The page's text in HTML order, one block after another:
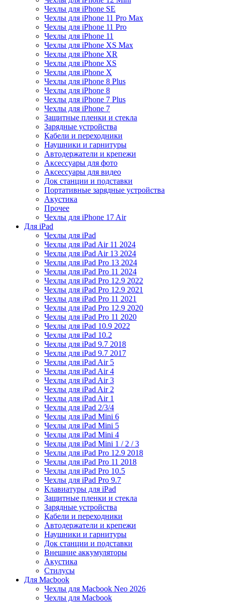
Чехлы для iPhone SE
Чехлы для iPhone 11 Pro Max
Чехлы для iPhone 11 Pro
Чехлы для iPhone 11
Чехлы для iPhone XS Max
Чехлы для iPhone XR
Чехлы для iPhone XS
Чехлы для iPhone X
Чехлы для iPhone 8 Plus
Чехлы для iPhone 8
Чехлы для iPhone 7 Plus
Чехлы для iPhone 7
Защитные пленки и стекла
Зарядные устройства
Кабели и переходники
Наушники и гарнитуры
Автодержатели и крепежи
Аксессуары для фото
Аксессуары для видео
Док станции и подставки
Портативные зарядные устройства
Акустика
Прочее
Чехлы для iPhone 17 Air
Для iPad
Чехлы для iPad
Чехлы для iPad Air 11 2024
Чехлы для iPad Air 13 2024
Чехлы для iPad Pro 13 2024
Чехлы для iPad Pro 11 2024
Чехлы для iPad Pro 12.9 2022
Чехлы для iPad Pro 12.9 2021
Чехлы для iPad Pro 11 2021
Чехлы для iPad Pro 12.9 2020
Чехлы для iPad Pro 11 2020
Чехлы для iPad 10.9 2022
Чехлы для iPad 10.2
Чехлы для iPad 9.7 2018
Чехлы для iPad 9.7 2017
Чехлы для iPad Air 5
Чехлы для iPad Air 4
Чехлы для iPad Air 3
Чехлы для iPad Air 2
Чехлы для iPad Air 1
Чехлы для iPad 2/3/4
Чехлы для iPad Mini 6
Чехлы для iPad Mini 5
Чехлы для iPad Mini 4
Чехлы для iPad Mini 1 / 2 / 3
Чехлы для iPad Pro 12.9 2018
Чехлы для iPad Pro 11 2018
Чехлы для iPad Pro 10.5
Чехлы для iPad Pro 9.7
Клавиатуры для iPad
Защитные пленки и стекла
Зарядные устройства
Кабели и переходники
Автодержатели и крепежи
Наушники и гарнитуры
Док станции и подставки
Внешние аккумуляторы
Акустика
Стилусы
Для Macbook
Чехлы для Macbook Neo 2026
Чехлы для Macbook